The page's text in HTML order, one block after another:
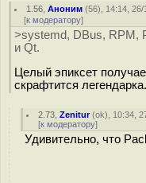
1.56 ,Аноним (56), 14:14, 26/
[к модератору]
>systemd, DBus, RPM,
и Qt.
Целый эпиксет
скрафтится легендарка.
2.73 ,Zenitur(ok), 10:34,
[к модератору]
Удивительно, что